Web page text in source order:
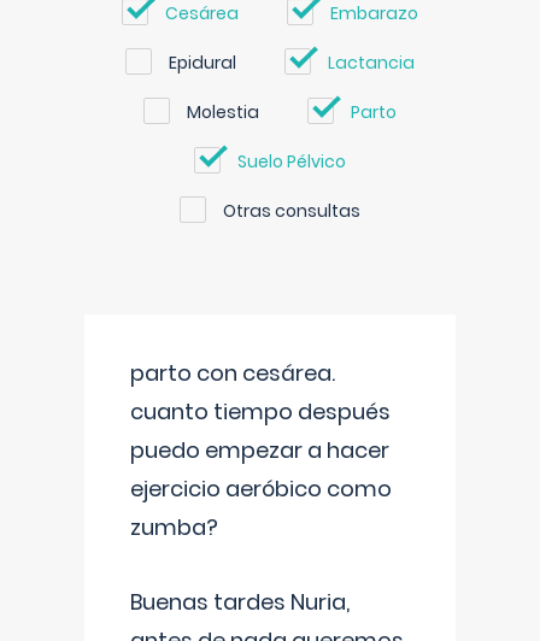
Cesárea Embarazo
Epidural Lactancia
Molestia Parto
Suelo Pélvico
Otras consultas
parto con cesárea.
cuanto tiempo después
puedo empezar a hacer
ejercicio aeróbico como
zumba?
Buenas tardes Nuria,